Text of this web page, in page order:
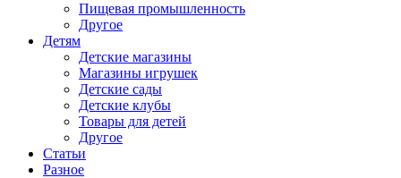
Пищевая промышленность
Другое
Детям
Детские магазины
Магазины игрушек
Детские сады
Детские клубы
Товары для детей
Другое
Статьи
Разное